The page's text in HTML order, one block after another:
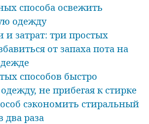
способа освежить
одежду
и затрат: три простых
от запаха пота на
способов быстро
не прибегая к стирке
сэкономить стиральный
раза